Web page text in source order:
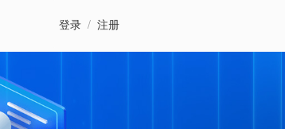
登录 / 注册